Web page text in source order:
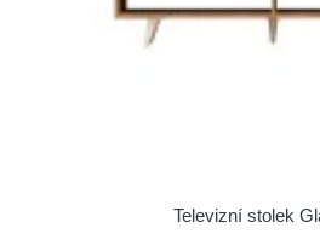
Televizní stolek